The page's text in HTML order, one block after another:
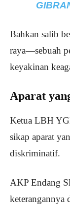
Bahkan salib
raya—sebuah
keyakinan
Aparat
Ketua LBH
sikap aparat
diskriminatif.
AKP Endang
keterangannya